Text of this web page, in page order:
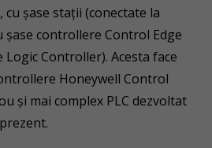
cu șase stații (conectate la
șase controllere Control Edge
Logic Controller). Acesta face
Honeywell Control
și mai complex PLC dezvoltat